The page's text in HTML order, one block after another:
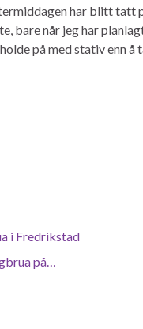
har blitt tatt
bare når jeg har
på med stativ enn å
i Fredrikstad
på…